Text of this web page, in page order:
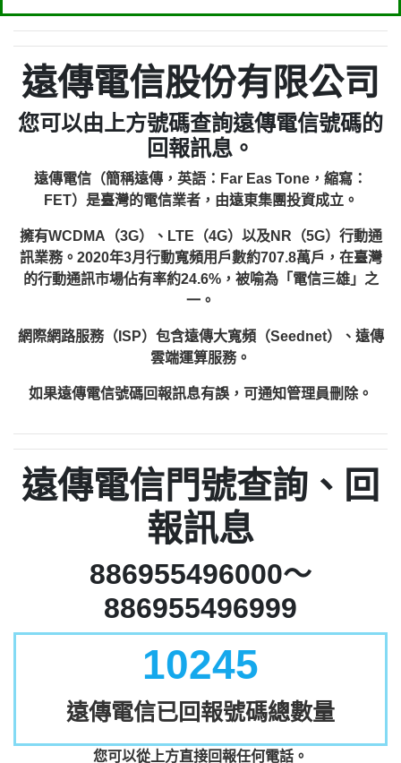
遠傳電信股份有限公司
您可以由上方號碼查詢遠傳電信號碼的
回報訊息。
遠傳電信（簡稱遠傳，英語：Far Eas Tone，縮寫：
FET）是臺灣的電信業者，由遠東集團投資成立。
擁有WCDMA（3G）、LTE（4G）以及NR（5G）行動通
訊業務。2020年3月行動寬頻用戶數約707.8萬戶，在臺灣
的行動通訊市場佔有率約24.6%，被喻為「電信三雄」之
一。
網際網路服務（ISP）包含遠傳大寬頻（Seednet）、遠傳
雲端運算服務。
如果遠傳電信號碼回報訊息有誤，可通知管理員刪除。
遠傳電信門號查詢、回
報訊息
886955496000～
886955496999
10245
遠傳電信已回報號碼總數量
您可以從上方直接回報任何電話。